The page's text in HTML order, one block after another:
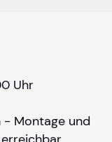
Uhr
- Montage und